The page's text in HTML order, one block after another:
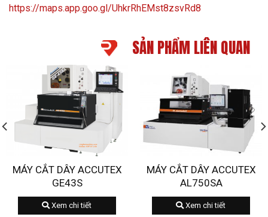
https://maps.app.goo.gl/UhkrRhEMst8zsvRd8
SẢN PHẨM LIÊN QUAN
MÁY CẮT DÂY ACCUTEX
GE43S
Xem chi tiết
MÁY CẮT DÂY ACCUTEX
AL750SA
Xem chi tiết